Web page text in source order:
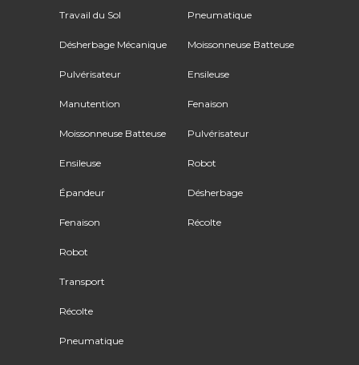
Travail du Sol
Désherbage Mécanique
Pulvérisateur
Manutention
Moissonneuse Batteuse
Ensileuse
Épandeur
Fenaison
Robot
Transport
Récolte
Pneumatique
Pneumatique
Moissonneuse Batteuse
Ensileuse
Fenaison
Pulvérisateur
Robot
Désherbage
Récolte